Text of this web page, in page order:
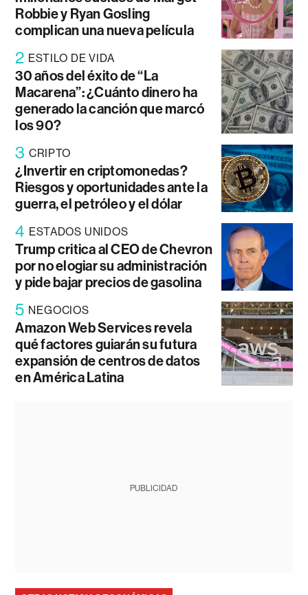
Robbie y Ryan Gosling
complican una nueva película
2 ESTILO DE VIDA
30 años del éxito de “La
Macarena”: ¿Cuánto dinero ha
generado la canción que marcó
los 90?
3 CRIPTO
¿Invertir en criptomonedas?
Riesgos y oportunidades ante la
guerra, el petróleo y el dólar
4 ESTADOS UNIDOS
Trump critica al CEO de Chevron
por no elogiar su administración
y pide bajar precios de gasolina
5 NEGOCIOS
Amazon Web Services revela
qué factores guiarán su futura
expansión de centros de datos
en América Latina
PUBLICIDAD